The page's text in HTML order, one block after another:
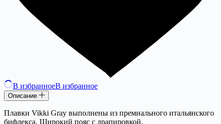
В избранноеВ избранное
Описание
Плавки Vikki Gray выполнены из премиального итальянского
бифлекса. Широкий пояс с драпировкой.